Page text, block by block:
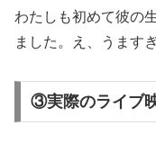
わたしも初めて彼の
ました。え、うます
③実際のライブ